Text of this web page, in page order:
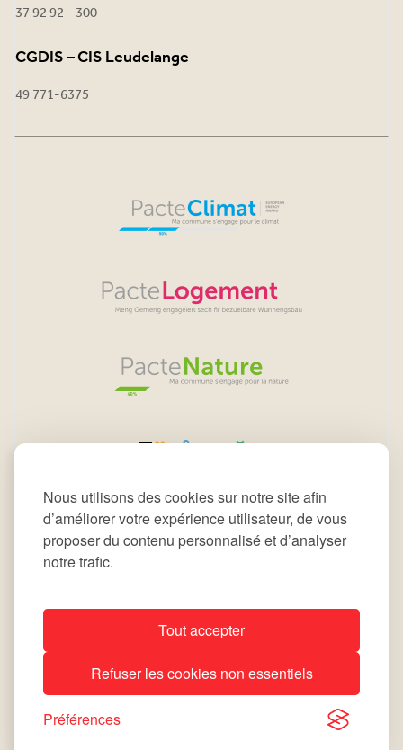
Nous utilisons des cookies sur notre site afin
d’améliorer votre expérience utilisateur, de vous
proposer du contenu personnalisé et d’analyser
notre trafic.
Tout accepter
Refuser les cookies non essentiels
Préférences
37 92 92 - 300
CGDIS – CIS Leudelange
49 771-6375
All rights reserved © 2026 Commune de Leudelange